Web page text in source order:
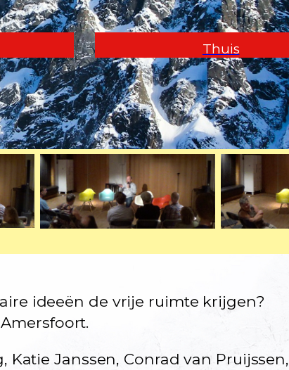
Thuis
ideeën de vrije ruimte krijgen?
Janssen, Conrad van Pruijssen,